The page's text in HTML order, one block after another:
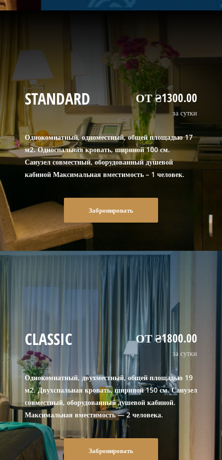
STANDARD ОТ ₴1300.00
за сутки
Однокомнатный, одноместный, общей площадью 17
м2. Односпальная кровать, шириной 100 см.
Санузел совместный, оборудованный душевой
кабиной Максимальная вместимость – 1 человек.
Забронировать
CLASSIC ОТ ₴1800.00
за сутки
Однокомнатный, двухместный, общей площадью 19
м2. Двухспальная кровать, шириной 150 см. Санузел
совместный, оборудованный душевой кабиной.
Максимальная вместимость — 2 человека.
Забронировать